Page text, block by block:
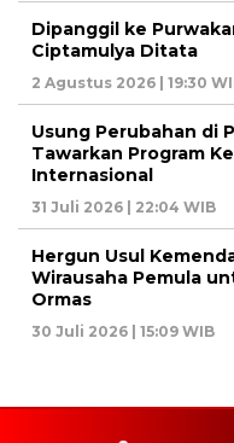
Dipanggil ke
Ciptamulya Ditata
2 Agustus 2026 | 19:30
Usung Perubahan di
Tawarkan Program
Internasional
31 Juli 2026 | 22:04 WIB
Hergun Usul
Wirausaha Pemula
Ormas
30 Juli 2026 | 15:09 WIB